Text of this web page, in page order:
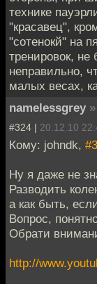
технике
"красавец",
"сотенокй" на
тренировок,
неправильно,
малых весах,
namelessgrey »
#324 | 20.12.10
Кому: johndk,
Ну я даже не
Разводить
а как быть,
Вопрос,
Обрати
http://